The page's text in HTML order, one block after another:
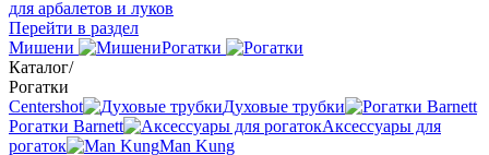
для арбалетов и луков
Перейти в раздел
Мишени
Рогатки
Каталог/
Рогатки
Centershot
Духовые трубки
Рогатки Barnett
Аксессуары для
рогаток
Man Kung